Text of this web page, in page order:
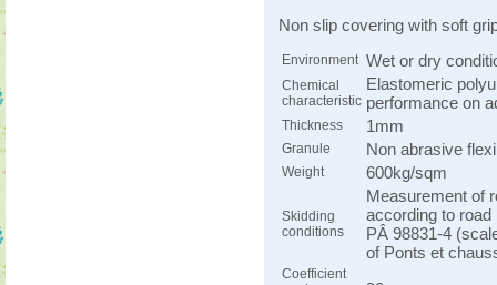
Non slip covering with soft
Environment Wet or dry
Chemical
characteristic
Elastomeric
performance on
Thickness 1mm
Granule Non abrasive
Weight 600kg/sqm
Skidding
conditions
Measurement of
according to
PÂ 98831-4
of Ponts et
Coefficient